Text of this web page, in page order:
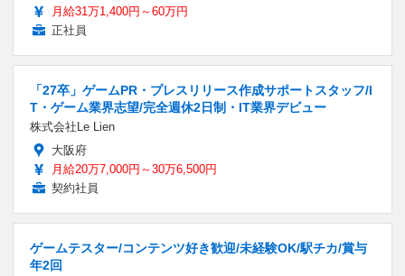
月給31万1,400円～60万円
正社員
「27卒」ゲームPR・プレスリリース作成サポートスタッフ/I
T・ゲーム業界志望/完全週休2日制・IT業界デビュー
株式会社Le Lien
大阪府
月給20万7,000円～30万6,500円
契約社員
ゲームテスター/コンテンツ好き歓迎/未経験OK/駅チカ/賞与
年2回